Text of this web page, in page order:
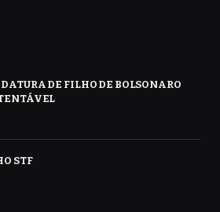
DE FILHO DE BOLSONARO
STF